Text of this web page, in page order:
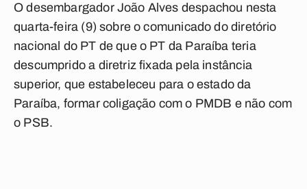
O desembargador João Alves despachou nesta
quarta-feira (9) sobre o comunicado do diretório
nacional do PT de que o PT da Paraíba teria
descumprido a diretriz fixada pela instância
superior, que estabeleceu para o estado da
Paraíba, formar coligação com o PMDB e não com
o PSB.